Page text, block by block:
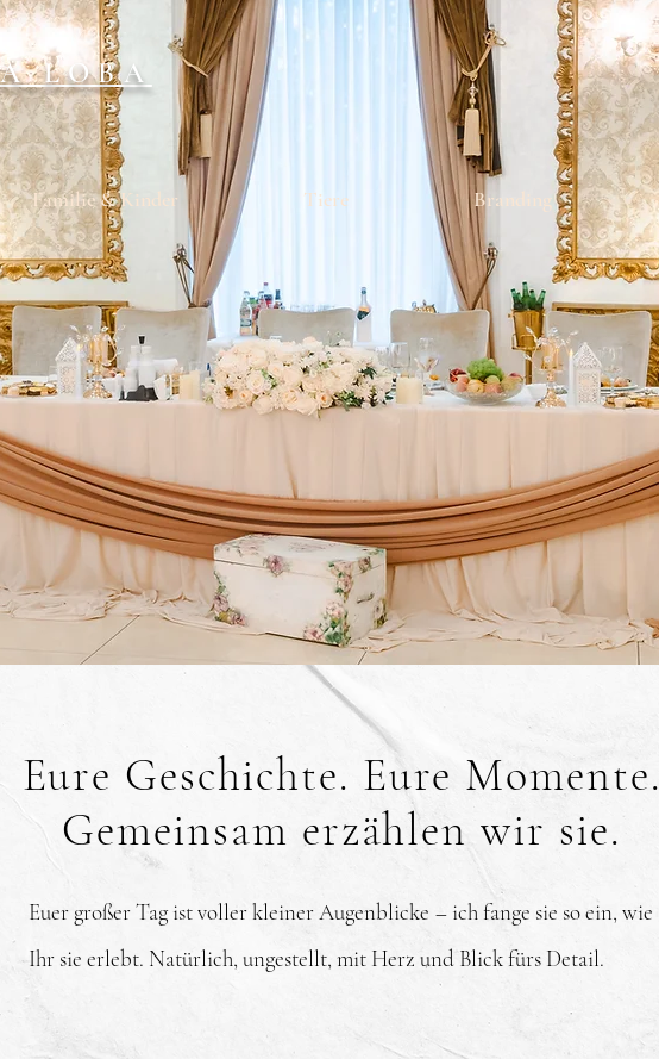
LOBA
Familie & Kinder Tiere Branding
Eure Geschichte. Eure Momente.
Gemeinsam erzählen wir sie.
Euer großer Tag ist voller kleiner Augenblicke – ich fange sie so ein, wie
Ihr sie erlebt. Natürlich, ungestellt, mit Herz und Blick fürs Detail.